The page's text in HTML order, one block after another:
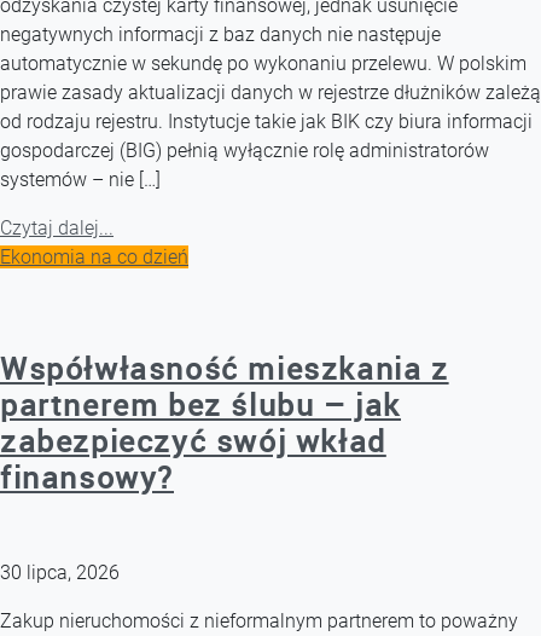
odzyskania czystej karty finansowej, jednak usunięcie
negatywnych informacji z baz danych nie następuje
automatycznie w sekundę po wykonaniu przelewu. W polskim
prawie zasady aktualizacji danych w rejestrze dłużników zależą
od rodzaju rejestru. Instytucje takie jak BIK czy biura informacji
gospodarczej (BIG) pełnią wyłącznie rolę administratorów
systemów – nie […]
Czytaj dalej...
Ekonomia na co dzień
Współwłasność mieszkania z
partnerem bez ślubu – jak
zabezpieczyć swój wkład
finansowy?
30 lipca, 2026
Zakup nieruchomości z nieformalnym partnerem to poważny